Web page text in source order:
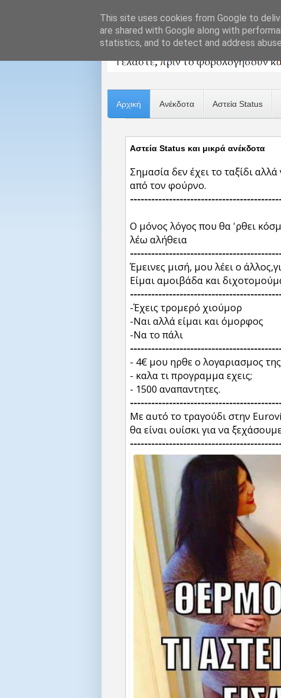
Αρχική Ανέκδοτα Αστεία Status
Αστεία Status και μικρά ανέκδοτα
Σημασία δεν έχει το ταξίδι
από τον φούρνο.
Ο μόνος λόγος που θα 'ρθει
λέω αλήθεια
Έμεινες μισή, μου λέει ο
Είμαι αμοιβάδα και
-Έχεις τρομερό χιούμορ
-Ναι αλλά είμαι και όμορφος
-Να το πάλι
- 4€ μου ηρθε ο λογαριασμος
- καλα τι προγραμμα εχεις;
- 1500 αναπαντητες.
Με αυτό το τραγούδι στην
θα είναι ουίσκι για να
This site uses cookies from Google to
are shared with Google along with
statistics, and to detect and address